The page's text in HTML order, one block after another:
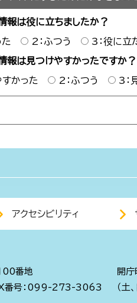
報は役に立ちましたか？
た 2：ふつう 3：役に立
報は見つけやすかったですか？
すかった 2：ふつう 3：
アクセシビリティ
番地
番号：099-273-3063
開
（土